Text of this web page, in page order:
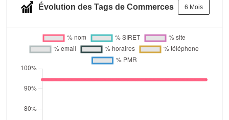
Évolution des Tags de Commerces 6 Mois